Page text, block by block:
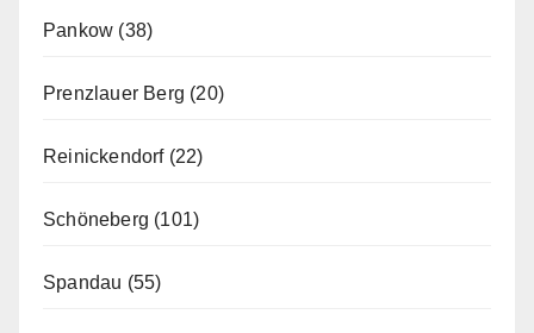
Pankow (38)
Prenzlauer Berg (20)
Reinickendorf(22)
Schöneberg (101)
Spandau (55)